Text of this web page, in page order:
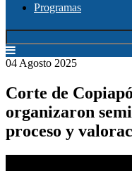
Programas
04 Agosto 2025
Corte de
organizaron
proceso y